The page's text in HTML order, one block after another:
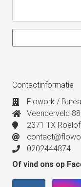
Contactinformatie
Flowork /
Veenderveld 88
2371 TX
0202444874
Of vind ons op